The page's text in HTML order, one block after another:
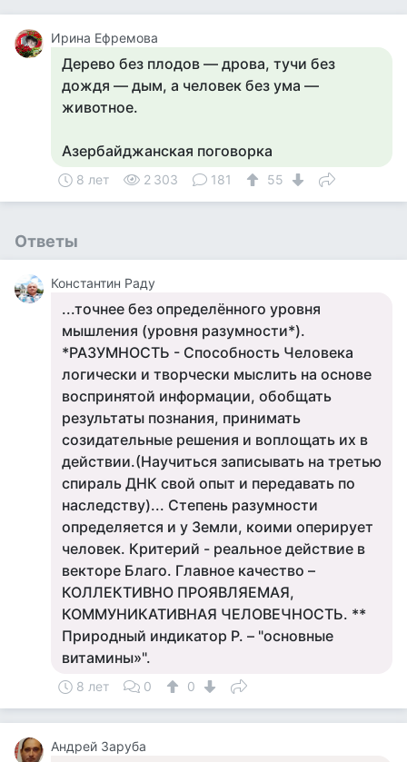
Ирина Ефремова
Дерево без плодов — дрова, тучи без
дождя — дым, а человек без ума —
животное.
Азербайджанская поговорка
8 лет 2 303 181 55
Ответы
Константин Раду
...точнее без определённого уровня
мышления (уровня разумности*).
*РАЗУМНОСТЬ - Способность Человека
логически и творчески мыслить на основе
воспринятой информации, обобщать
результаты познания, принимать
созидательные решения и воплощать их в
действии.(Научиться записывать на третью
спираль ДНК свой опыт и передавать по
наследству)... Степень разумности
определяется и у Земли, коими оперирует
человек. Критерий - реальное действие в
векторе Благо. Главное качество –
КОЛЛЕКТИВНО ПРОЯВЛЯЕМАЯ,
КОММУНИКАТИВНАЯ ЧЕЛОВЕЧНОСТЬ. **
Природный индикатор Р. – "основные
витамины»".
8 лет 0 0
Андрей Заруба